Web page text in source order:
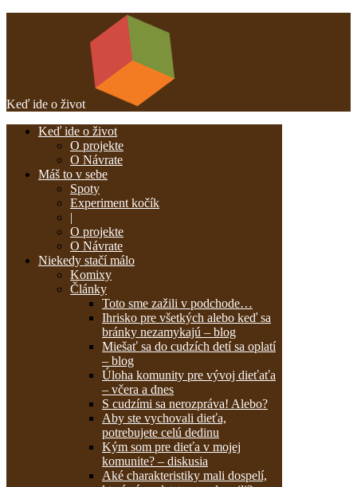
Keď ide o život
Keď ide o život
O projekte
O Návrate
Máš to v sebe
Spoty
Experiment kočík
|
O projekte
O Návrate
Niekedy stačí málo
Komixy
Články
Toto sme zažili v podchode…
Ihrisko pre všetkých alebo keď sa
bránky nezamykajú – blog
Miešať sa do cudzích detí sa oplatí
– blog
Úloha komunity pre vývoj dieťaťa
– včera a dnes
S cudzími sa nerozpráva! Alebo?
Aby ste vychovali dieťa,
potrebujete celú dedinu
Kým som pre dieťa v mojej
komunite? – diskusia
Aké charakteristiky mali dospelí,